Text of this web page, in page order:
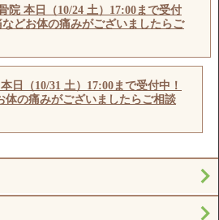
院 本日（10/24 土）17:00まで受付
どお体の痛みがございましたらご
日（10/31 土）17:00まで受付中！
体の痛みがございましたらご相談